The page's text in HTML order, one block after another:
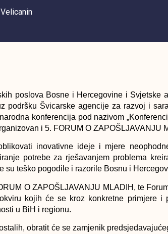
poslova Bosne i Hercegovine i Svjetske
podršku Švicarske agencije za razvoj i
konferencija pod nazivom
i 5. FORUM O ZAPOŠLJAVANJU
inovativne ideje i mjere
potrebe za rješavanjem problema
su teško pogodile i razorile Bosnu i
O ZAPOŠLJAVANJU MLADIH, te
kojih će se kroz konkretne primjere i
u BiH i regionu.
obratit će se zamjenik